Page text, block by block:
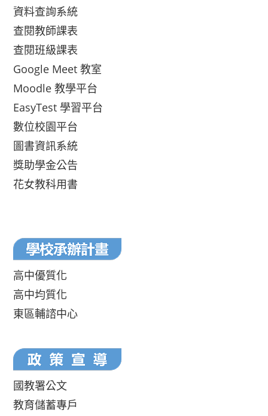
資料查詢系統
查閱教師課表
查閱班級課表
Google Meet 教室
Moodle 教學平台
EasyTest 學習平台
數位校園平台
圖書資訊系統
獎助學金公告
花女教科用書
高中優質化
高中均質化
東區輔諮中心
國教署公文
教育儲蓄專戶